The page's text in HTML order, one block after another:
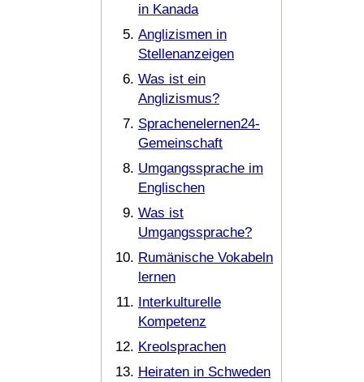
in Kanada
Anglizismen in
Stellenanzeigen
Was ist ein
Anglizismus?
Sprachenelernen24-
Gemeinschaft
Umgangssprache im
Englischen
Was ist
Umgangssprache?
Rumänische Vokabeln
lernen
Interkulturelle
Kompetenz
Kreolsprachen
Heiraten in Schweden